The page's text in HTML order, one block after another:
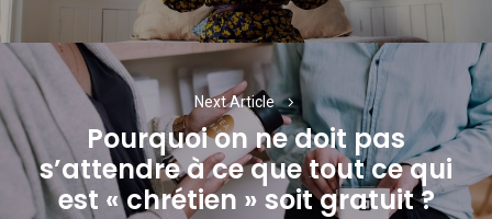
Next Article
Next
post:
Pourquoi on ne doit pas
s’attendre à ce que tout ce qui
est « chrétien » soit gratuit ?